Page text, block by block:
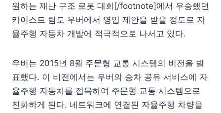
원하는 재난 구조 로봇 대회[/footnote]에서 우승했던
카이스트 팀도 우버에서 영입 제안을 받을 정도로 자
율주행 자동차 개발에 적극적으로 나서고 있다.
우버는 2015년 8월 주문형 교통 시스템의 비전을 발
표했다. 이 비전에서는 우버의 승차 공유 서비스에 자
율주행 자동차를 접목하여 주문형 교통 시스템으로
진화하게 된다. 네트워크에 연결된 자율주행 차량을